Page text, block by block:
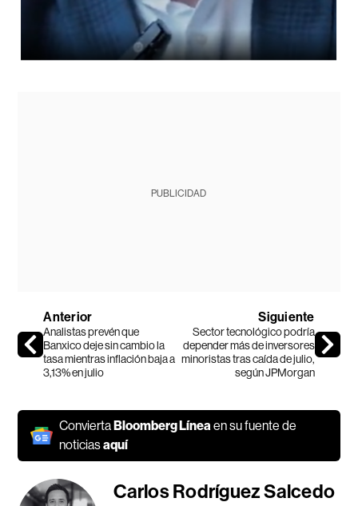
PUBLICIDAD
Anterior
Analistas prevén que
Banxico deje sin cambio la
tasa mientras inflación baja a
3,13% en julio
Siguiente
Sector tecnológico podría
depender más de inversores
minoristas tras caída de julio,
según JPMorgan
ConviertaBloomberg Líneaen su fuente de
noticiasaquí
Carlos Rodríguez Salcedo